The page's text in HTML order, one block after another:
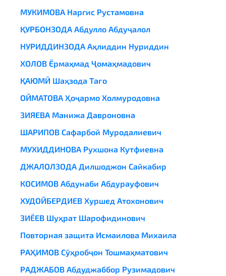
МУКИМОВА Наргис Рустамовна
ҚУРБОНЗОДА Абдулло Абдуҷалол
НУРИДДИНЗОДА Аҳлиддин Нуриддин
ХОЛОВ Ёрмаҳмад Ҷомаҳмадович
ҚАЮМӢ Шаҳзода Тағо
ОЙМАТОВА Ҳоҷармо Холмуродовна
ЗИЯЕВА Манижа Давроновна
ШАРИПОВ Сафарбой Муродалиевич
МУХИДДИНОВА Рухшона Кутфиевна
ДЖАЛОЛЗОДА Дилшоджон Сайкабир
КОСИМОВ Абдунаби Абдурауфович
ХУДОЙБЕРДИЕВ Хуршед Атохонович
ЗИЁЕВ Шуҳрат Шарофидинович
Повторная защита Исмаилова Михаила
РАҲИМОВ Сӯҳробҷон Тошмаҳматович
РАДЖАБОВ Абдуджаббор Рузимадович